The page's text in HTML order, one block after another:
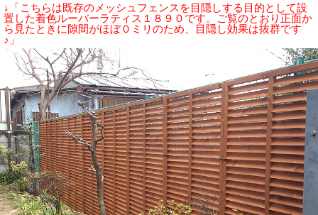
↓「こちらは既存のメッシュフェンスを目隠しする目的として設
置した着色ルーバーラティス１８９０です。ご覧のとおり正面か
ら見たときに隙間がほぼ０ミリのため、目隠し効果は抜群です
♪」